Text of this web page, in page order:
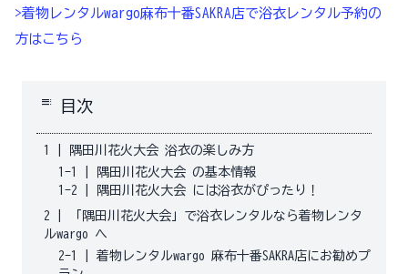
>着物レンタルwargo麻布十番SAKRA店で浴衣レンタル予約の
方はこちら
toc 目次
1
隅田川花火大会 浴衣の楽しみ方
1-1
隅田川花火大会 の基本情報
1-2
隅田川花火大会 には浴衣がぴったり！
2
「隅田川花火大会」で浴衣レンタルなら着物レンタ
ルwargo へ
2-1
着物レンタルwargo 麻布十番SAKRA店にお勧めプ